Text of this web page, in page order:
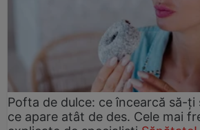
Pofta de dulce: ce încearcă să-ți
ce apare atât de des. Cele mai